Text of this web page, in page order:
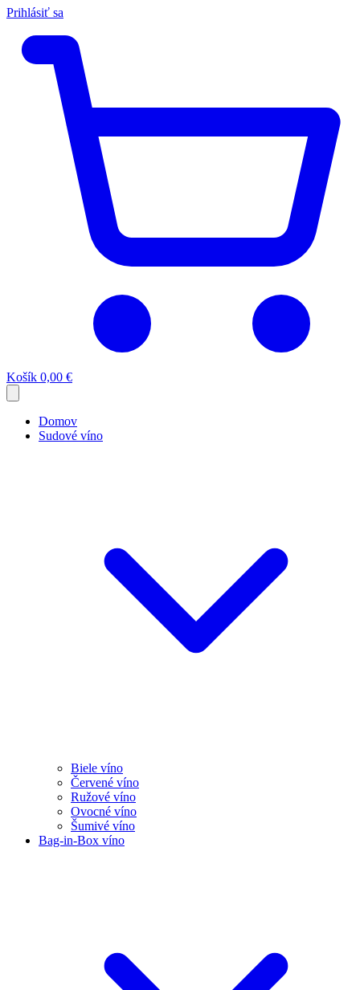
Prihlásiť sa
Košík 0,00 €
Domov
Sudové víno
Biele víno
Červené víno
Ružové víno
Ovocné víno
Šumivé víno
Bag-in-Box víno